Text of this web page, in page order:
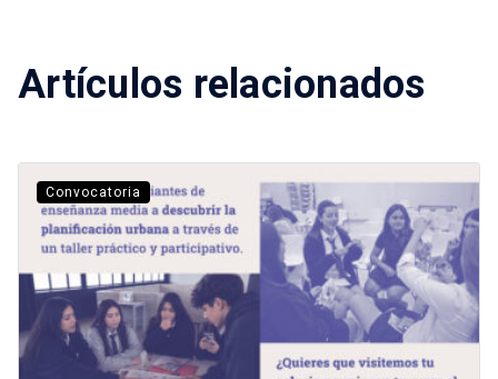
Artículos relacionados
Convocatoria